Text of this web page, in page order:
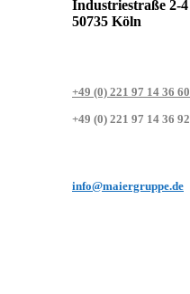
Industriestraße 2-4
50735 Köln
+49 (0) 221 97 14 36 60
+49 (0) 221 97 14 36 92
info@maiergruppe.de